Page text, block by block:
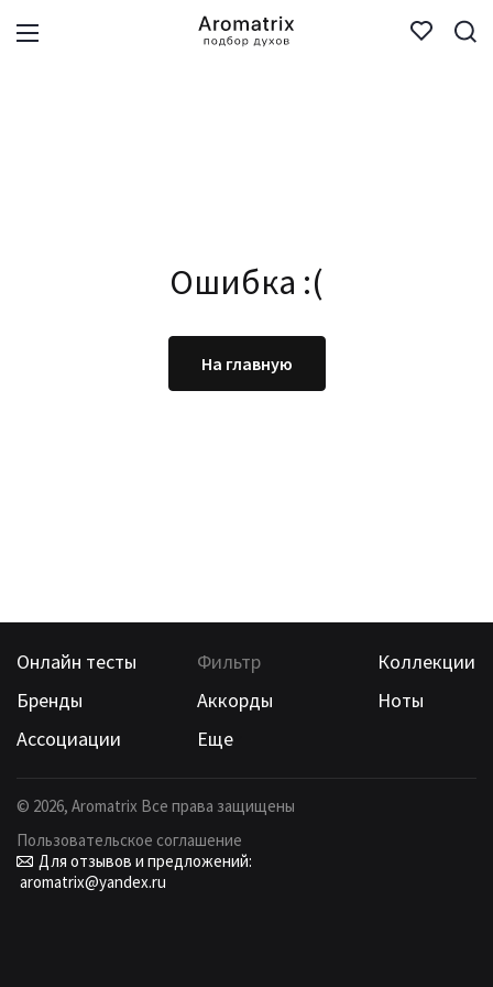
Ошибка :(
На главную
Онлайн тесты Фильтр
Коллекции
Бренды
Аккорды
Ноты
Ассоциации
Еще
© 2026, Aromatrix Все права защищены
Пользовательское соглашение
Для отзывов и предложений:
aromatrix@yandex.ru